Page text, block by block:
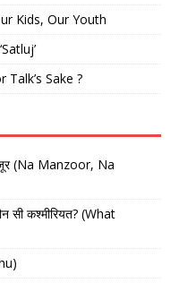
Kids, Our Youth
Talk’s Sake ?
(Na Manzoor, Na
सी कश्मीरियत? (What